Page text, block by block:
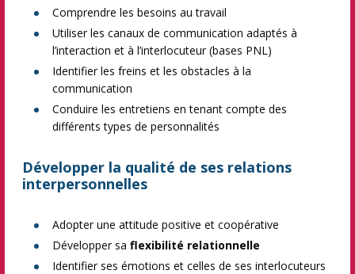
Comprendre les besoins au travail
Utiliser les canaux de communication adaptés à
l’interaction et à l’interlocuteur (bases PNL)
Identifier les freins et les obstacles à la
communication
Conduire les entretiens en tenant compte des
différents types de personnalités
Développer la qualité de ses relations
interpersonnelles
Adopter une attitude positive et coopérative
Développer sa flexibilité relationnelle
Identifier ses émotions et celles de ses interlocuteurs